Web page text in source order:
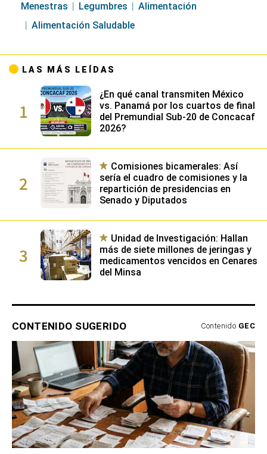
Menestras Legumbres
Alimentación
Alimentación Saludable
LAS MÁS LEÍDAS
1
¿En qué canal transmiten México
vs. Panamá por los cuartos de final
del Premundial Sub-20 de Concacaf
2026?
2
Comisiones bicamerales: Así
sería el cuadro de comisiones y la
repartición de presidencias en
Senado y Diputados
3
Unidad de Investigación: Hallan
más de siete millones de jeringas y
medicamentos vencidos en Cenares
del Minsa
CONTENIDO SUGERIDO Contenido GEC